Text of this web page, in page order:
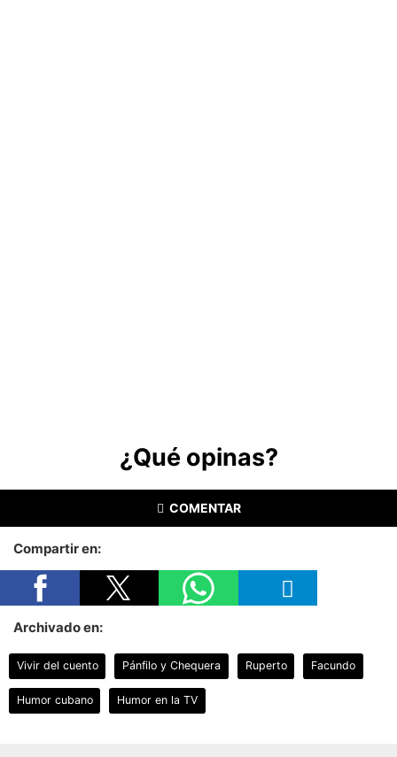
¿Qué opinas?
COMENTAR
Compartir en:
Archivado en:
Vivir del cuento Pánfilo y Chequera Ruperto Facundo
Humor cubano Humor en la TV